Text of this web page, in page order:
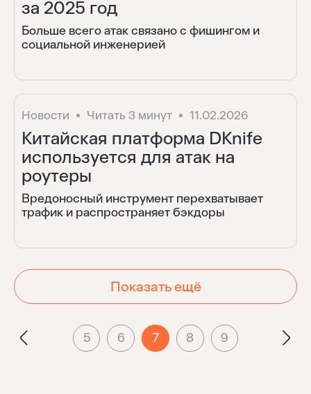
за 2025 год
Больше всего атак связано с фишингом и
социальной инженерией
Новости Читать 3 минут 11.02.2026
Китайская платформа DKnife
используется для атак на
роутеры
Вредоносный инструмент перехватывает
трафик и распространяет бэкдоры
Показать ещё
5 6 7 8 9
Забыли пароль?
Нет аккаунта?
Восстановить
Отправить